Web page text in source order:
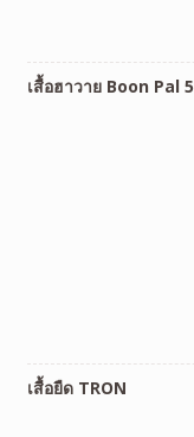
เสื้อฮาวาย Boon Pal 5
เสื้อยืด TRON